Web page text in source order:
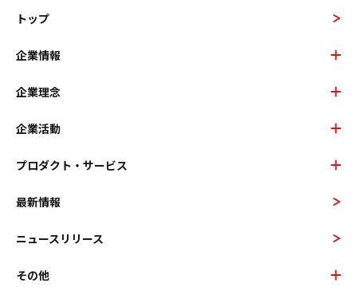
トップ
企業情報
企業理念
企業活動
プロダクト・サービス
最新情報
ニュースリリース
その他